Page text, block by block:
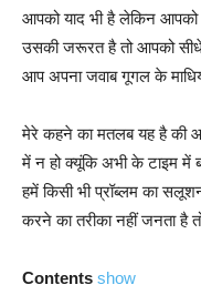
आपको याद भी है लेकिन
उसकी जरूरत है तो आपको
आप अपना जवाब गूगल के
मेरे कहने का मतलब यह है की
में न हो क्यूंकि अभी के टाइम
हमें किसी भी प्रॉब्लम का
करने का तरीका नहीं जनता है
Contents show